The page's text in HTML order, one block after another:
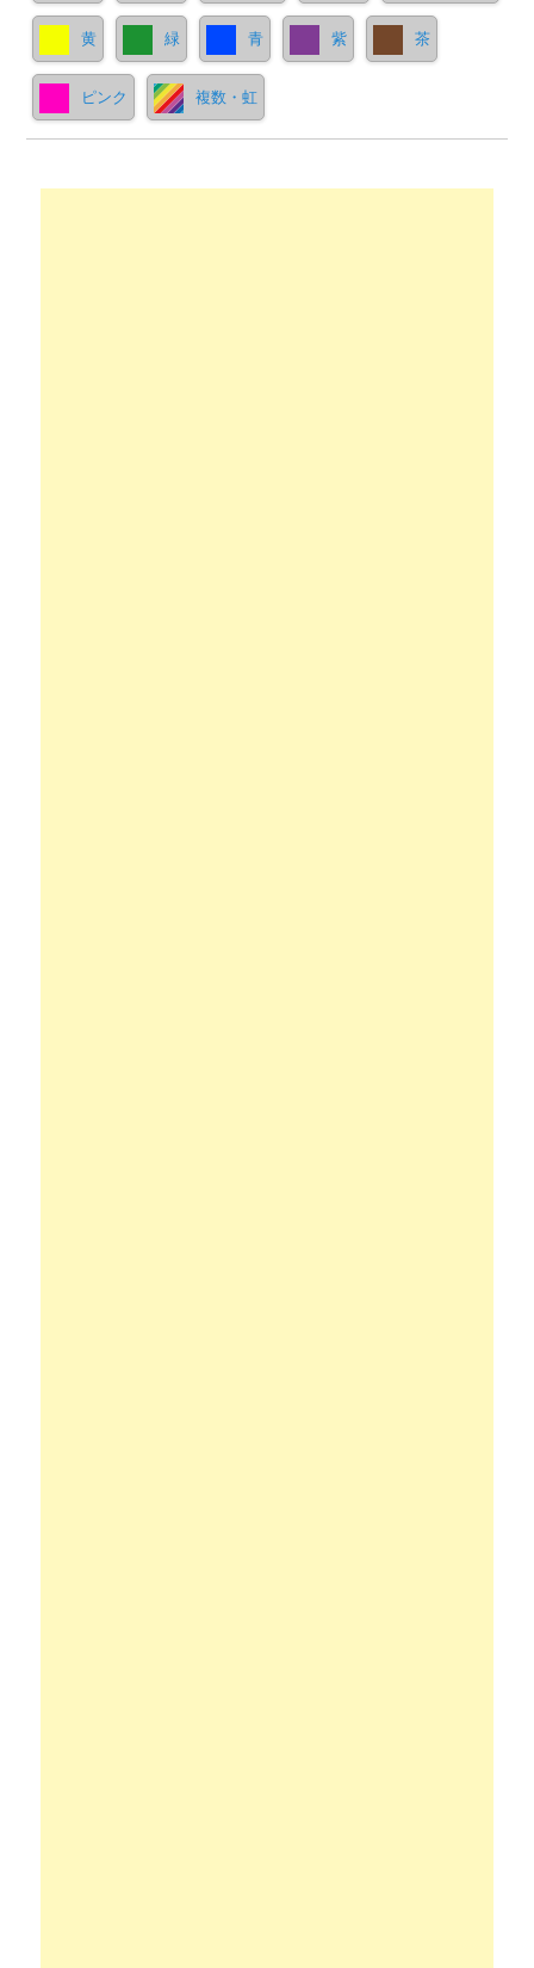
黄 緑 青 紫 茶
ピンク 複数・虹